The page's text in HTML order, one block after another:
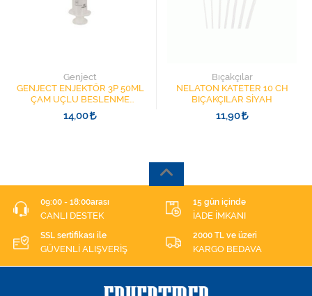
Genject
GENJECT ENJEKTÖR 3P 50ML
ÇAM UÇLU BESLENME
ŞIRINGASI 1852412 KATATER
UÇLU
14,00
Bıçakçılar
NELATON KATETER 10 CH
BIÇAKÇILAR SİYAH
11,90
09:00 - 18:00arası
CANLI DESTEK
15 gün içinde
İADE İMKANI
SSL sertifikası ile
GÜVENLİ ALIŞVERİŞ
2000 TL ve üzeri
KARGO BEDAVA